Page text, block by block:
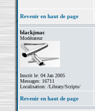
Revenir en haut de page
blackjmac
Modérateur
Inscrit le: 04 Jan 2005
Messages: 16711
Localisation: /Library/Scripts/
Revenir en haut de page